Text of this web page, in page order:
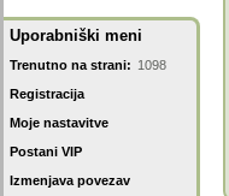
Uporabniški meni
Trenutno na strani: 1098
Registracija
Moje nastavitve
Postani VIP
Izmenjava povezav